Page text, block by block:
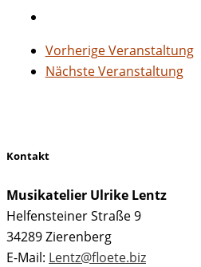
Vorherige Veranstaltung
Nächste Veranstaltung
Kontakt
Musikatelier Ulrike Lentz
Helfensteiner Straße 9
34289 Zierenberg
E-Mail: Lentz@floete.biz